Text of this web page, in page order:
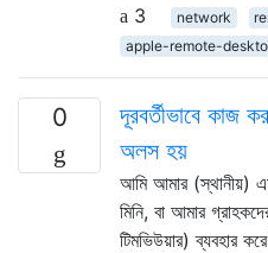
3
network
apple-remote-
0
দূরবর্তীভাবে কাজ
অলস হয়
আমি আমার (স্থানীয়)
মিনি, বা আমার
টিমভিউয়ার) ব্যবহার